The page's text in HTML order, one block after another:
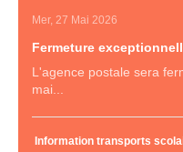
Mer, 27 Mai 2026
Fermeture
L'agence postale sera
mai...
Information transports